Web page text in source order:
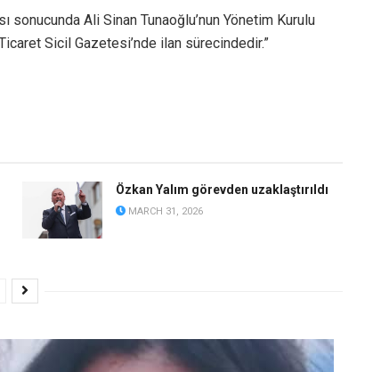
sonucunda Ali Sinan Tunaoğlu’nun Yönetim Kurulu
Sicil Gazetesi’nde ilan sürecindedir.”
Özkan Yalım görevden uzaklaştırıldı
MARCH 31, 2026